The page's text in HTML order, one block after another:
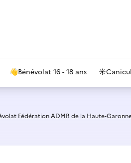
👋Bénévolat 16 - 18 ans ☀️
Fédération ADMR de la Haute-